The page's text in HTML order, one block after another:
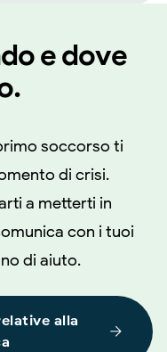
e dove
soccorso ti
di crisi.
a metterti in
con i tuoi
di aiuto.
alla